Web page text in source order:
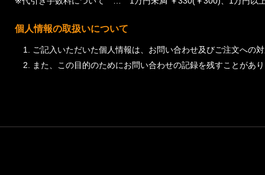
個人情報の取扱いについて
ご記入いただいた個人情報は、お問い合わせ及びご注文への
また、この目的のためにお問い合わせの記録を残すことがあ